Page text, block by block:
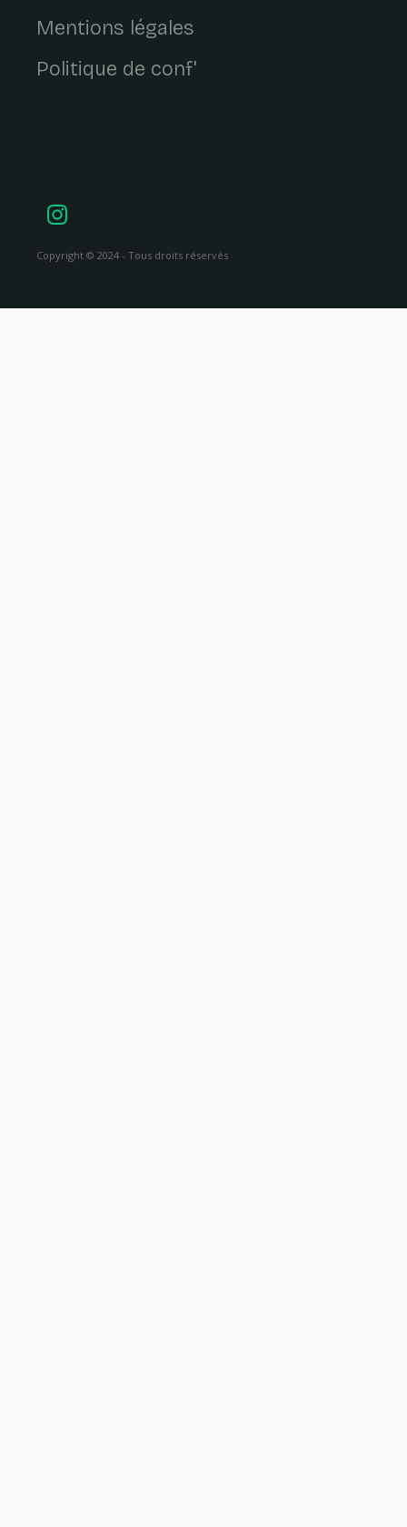
Mentions légales
Politique de conf'
Copyright © 2024 - Tous droits réservés